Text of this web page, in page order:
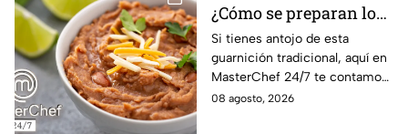
¿Cómo se preparan los
frijoles puercos estilo
Sonora?
Si tienes antojo de esta
guarnición tradicional, aquí en
MasterChef 24/7 te contamos
la receta.
08 agosto, 2026